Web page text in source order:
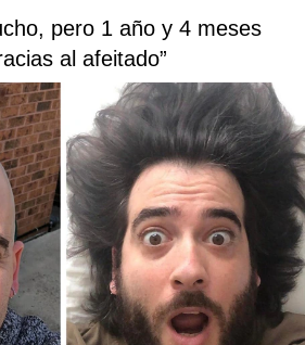
pero 1 año y 4 meses
al afeitado”